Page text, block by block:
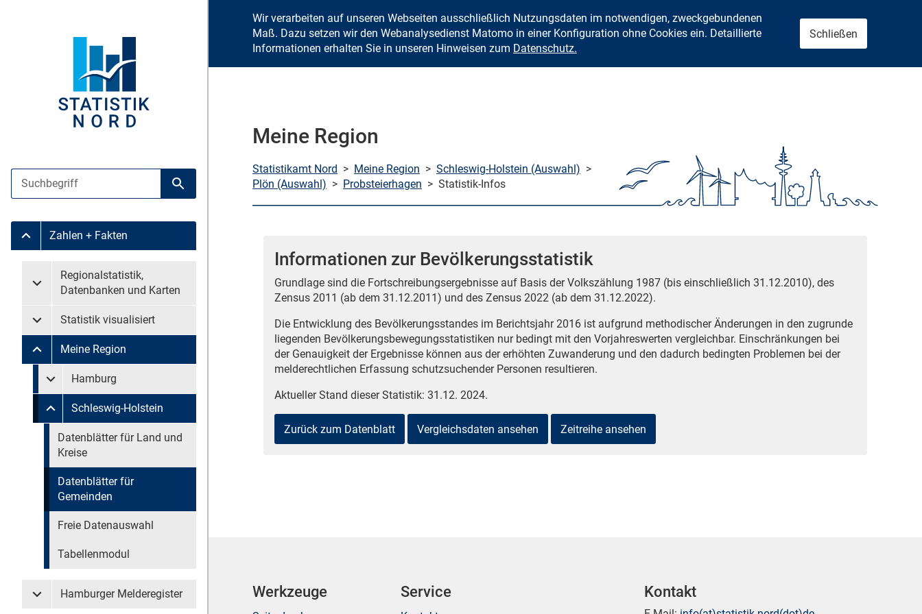
Zum Inhalt springen
Suche
Suche starten
Untermenü Zahlen + Fakten
Zahlen + Fakten
Untermenü überspringen
Untermenü Regionalstatistik, Datenbanken und Karten
Regionalstatistik,
Datenbanken und Karten
Untermenü Statistik visualisiert
Statistik visualisiert
Untermenü Meine Region
Meine Region
Untermenü überspringen
Untermenü Meine Region Hamburg
Hamburg
Untermenü Meine Region Schleswig-Holstein
Schleswig-Holstein
Untermenü überspringen
Datenblätter für Land und
Kreise
Datenblätter für
Gemeinden
Freie Datenauswahl
Tabellenmodul
Untermenü Hamburger Melderegister
Hamburger Melderegister
Wir verarbeiten auf unseren Webseiten ausschließlich Nutzungsdaten im notwendigen, zweckgebundenen
Maß. Dazu setzen wir den Webanalysedienst Matomo in einer Konfiguration ohne Cookies ein. Detaillierte
Informationen erhalten Sie in unseren Hinweisen zum Datenschutz.
Schließen
Meine Region
Statistikamt Nord > Meine Region > Schleswig-Holstein (Auswahl) >
Plön (Auswahl) > Probsteierhagen > Statistik-Infos
Informationen zur Bevölkerungsstatistik
Grundlage sind die Fortschreibungsergebnisse auf Basis der Volkszählung 1987 (bis einschließlich 31.12.2010), des
Zensus 2011 (ab dem 31.12.2011) und des Zensus 2022 (ab dem 31.12.2022).
Die Entwicklung des Bevölkerungsstandes im Berichtsjahr 2016 ist aufgrund methodischer Änderungen in den zugrunde
liegenden Bevölkerungsbewegungsstatistiken nur bedingt mit den Vorjahreswerten vergleichbar. Einschränkungen bei
der Genauigkeit der Ergebnisse können aus der erhöhten Zuwanderung und den dadurch bedingten Problemen bei der
melderechtlichen Erfassung schutzsuchender Personen resultieren.
Aktueller Stand dieser Statistik: 31.12. 2024.
Zurück zum Datenblatt Vergleichsdaten ansehen Zeitreihe ansehen
Werkzeuge Service Kontakt